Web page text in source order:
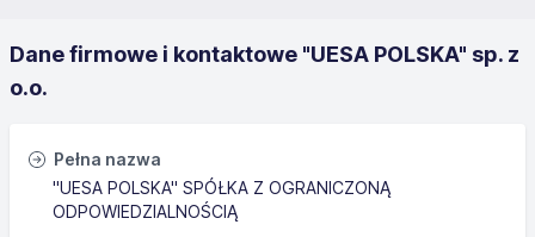
Dane firmowe i kontaktowe "UESA POLSKA" sp. z
o.o.
Pełna nazwa
"UESA POLSKA" SPÓŁKA Z OGRANICZONĄ
ODPOWIEDZIALNOŚCIĄ